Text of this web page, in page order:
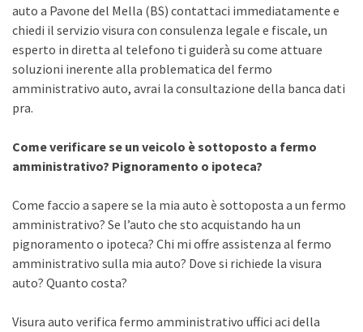
auto a Pavone del Mella (BS) contattaci immediatamente e
chiedi il servizio visura con consulenza legale e fiscale, un
esperto in diretta al telefono ti guiderà su come attuare
soluzioni inerente alla problematica del fermo
amministrativo auto, avrai la consultazione della banca dati
pra.
Come verificare se un veicolo è sottoposto a fermo
amministrativo? Pignoramento o ipoteca?
Come faccio a sapere se la mia auto è sottoposta a un fermo
amministrativo? Se l’auto che sto acquistando ha un
pignoramento o ipoteca? Chi mi offre assistenza al fermo
amministrativo sulla mia auto? Dove si richiede la visura
auto? Quanto costa?
Visura auto verifica fermo amministrativo uffici aci della